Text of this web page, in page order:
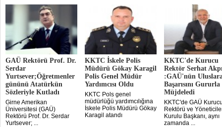
GAÜ Rektörü Prof. Dr.
Serdar
Yurtsever;Öğretmenler
gününü Atatürkün
Sözleriyle Kutladı
Girne Amerikan
Üniversitesi (GAÜ)
Rektörü Prof. Dr. Serdar
Yurtsever; ...
KKTC İskele Polis
Müdürü Gökay Karagil
Polis Genel Müdür
Yardımcısı Oldu
KKTC Pols genel
müdürlüğü yardımcılığına
İskele Polis Müdürü Gökay
Karagil atandı
KKTC'de Kurucu
Rektör Serhat
:GAÜ'nün
Başarısını Gururla
Müjdeledi
KKTC'de GAÜ
Rektörü ve
Kurulu Başkanı, aynı
zamanda ...